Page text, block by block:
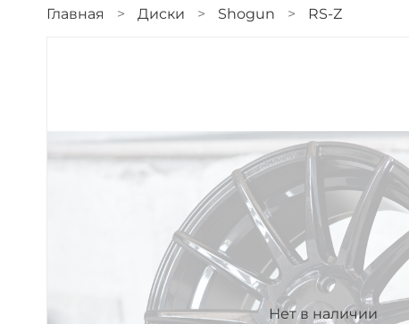
Главная Диски Shogun RS-Z
Нет в наличии